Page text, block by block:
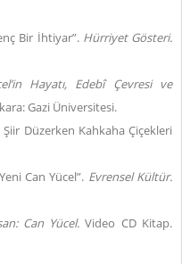
Bir İhtiyar”. Hürriyet Gösteri.
Hayatı, Edebî Çevresi ve
Gazi Üniversitesi.
Düzerken Kahkaha Çiçekleri
Can Yücel”. Evrensel Kültür.
Can Yücel. Video CD Kitap.